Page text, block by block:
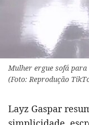
Mulher ergue sofá
(Foto: Reprodução
Layz Gaspar